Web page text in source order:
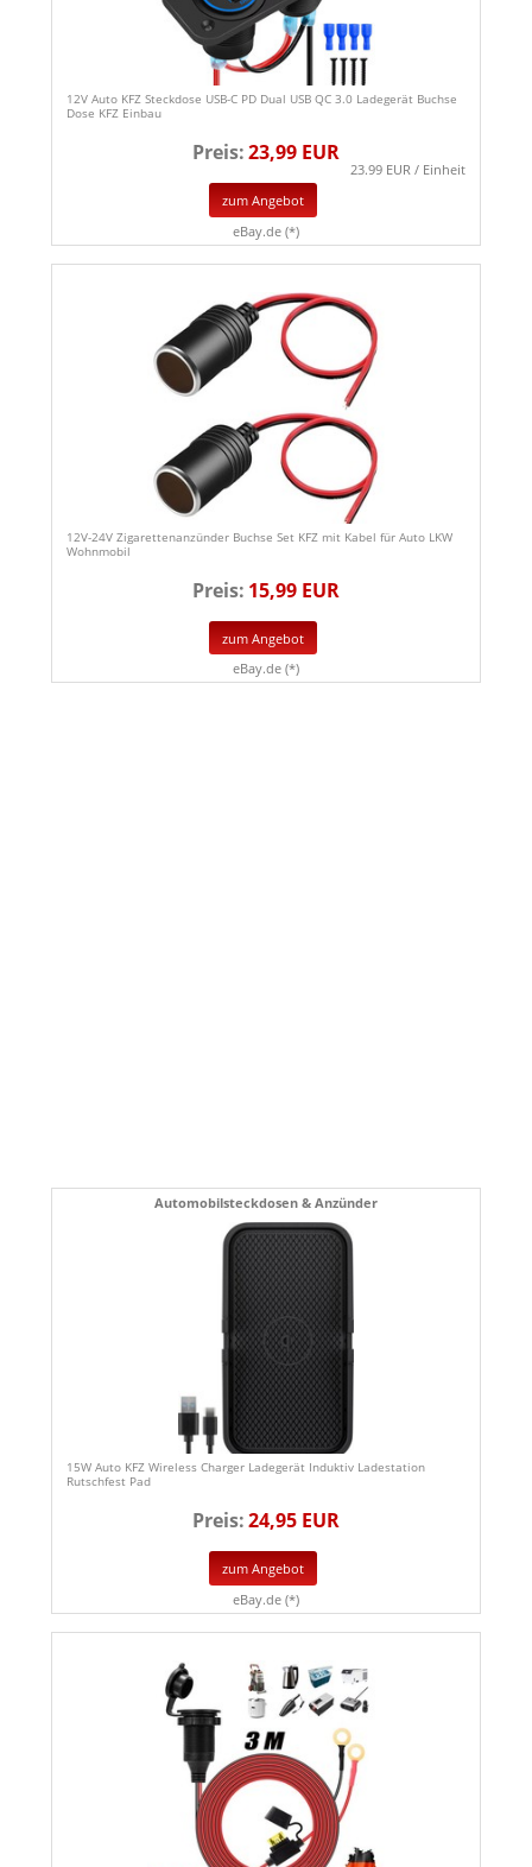
12V Auto KFZ Steckdose USB-C PD Dual USB QC 3.0 Ladegerät Buchse
Dose KFZ Einbau
Preis:23,99 EUR
23.99 EUR / Einheit
zum Angebot
eBay.de (*)
12V-24V Zigarettenanzünder Buchse Set KFZ mit Kabel für Auto LKW
Wohnmobil
Preis: 15,99 EUR
zum Angebot
eBay.de (*)
Automobilsteckdosen & Anzünder
15W Auto KFZ Wireless Charger Ladegerät Induktiv Ladestation
Rutschfest Pad
Preis:24,95 EUR
zum Angebot
eBay.de (*)